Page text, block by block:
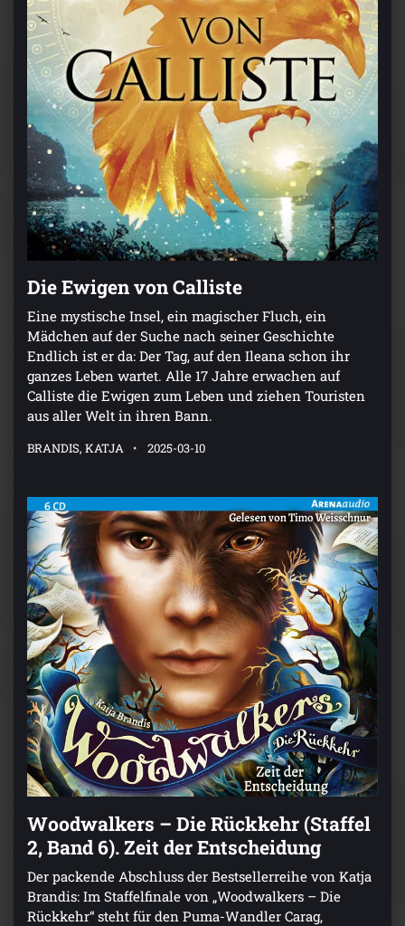
Die Ewigen von Calliste
Eine mystische Insel, ein magischer Fluch, ein
Mädchen auf der Suche nach seiner Geschichte
Endlich ist er da: Der Tag, auf den Ileana schon ihr
ganzes Leben wartet. Alle 17 Jahre erwachen auf
Calliste die Ewigen zum Leben und ziehen Touristen
aus aller Welt in ihren Bann.
BRANDIS, KATJA 2025-03-10
Woodwalkers – Die Rückkehr (Staffel
2, Band 6). Zeit der Entscheidung
Der packende Abschluss der Bestsellerreihe von Katja
Brandis: Im Staffelfinale von „Woodwalkers – Die
Rückkehr“ steht für den Puma-Wandler Carag,